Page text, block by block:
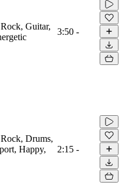
Guitar,
3:50 -
Drums,
Happy,
2:15 -